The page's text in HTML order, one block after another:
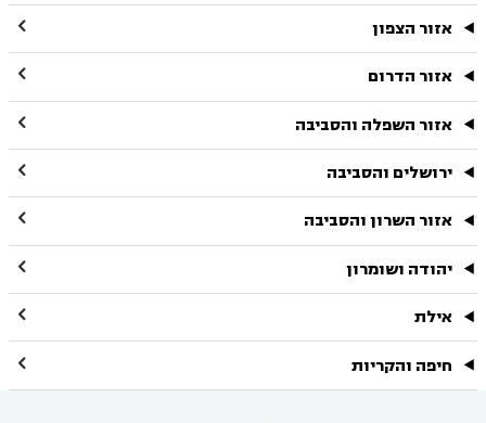
אזור הצפון 
אזור הדרום 
אזור השפלה והסביבה 
ירושלים והסביבה 
אזור השרון והסביבה 
יהודה ושומרון 
אילת 
חיפה והקריות 